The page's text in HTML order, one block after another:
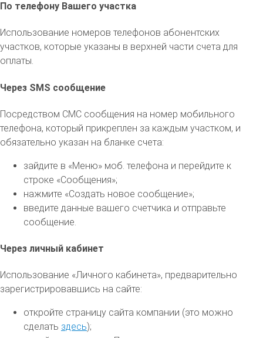
По телефону Вашего участка
Использование номеров телефонов абонентских
участков, которые указаны в верхней части счета для
оплаты.
Через SMS сообщение
Посредством СМС сообщения на номер мобильного
телефона, который прикреплен за каждым участком, и
обязательно указан на бланке счета:
зайдите в «Меню» моб. телефона и перейдите к
строке «Сообщения»;
нажмите «Создать новое сообщение»;
введите данные вашего счетчика и отправьте
сообщение.
Через личный кабинет
Использование «Личного кабинета», предварительно
зарегистрировавшись на сайте:
откройте страницу сайта компании (это можно
сделать здесь);